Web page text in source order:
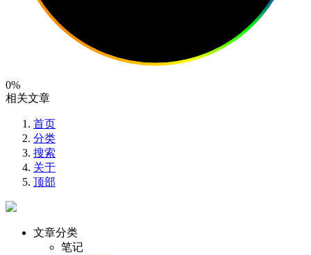
0%
相关文章
首页
分类
搜索
关于
顶部
文章分类
笔记